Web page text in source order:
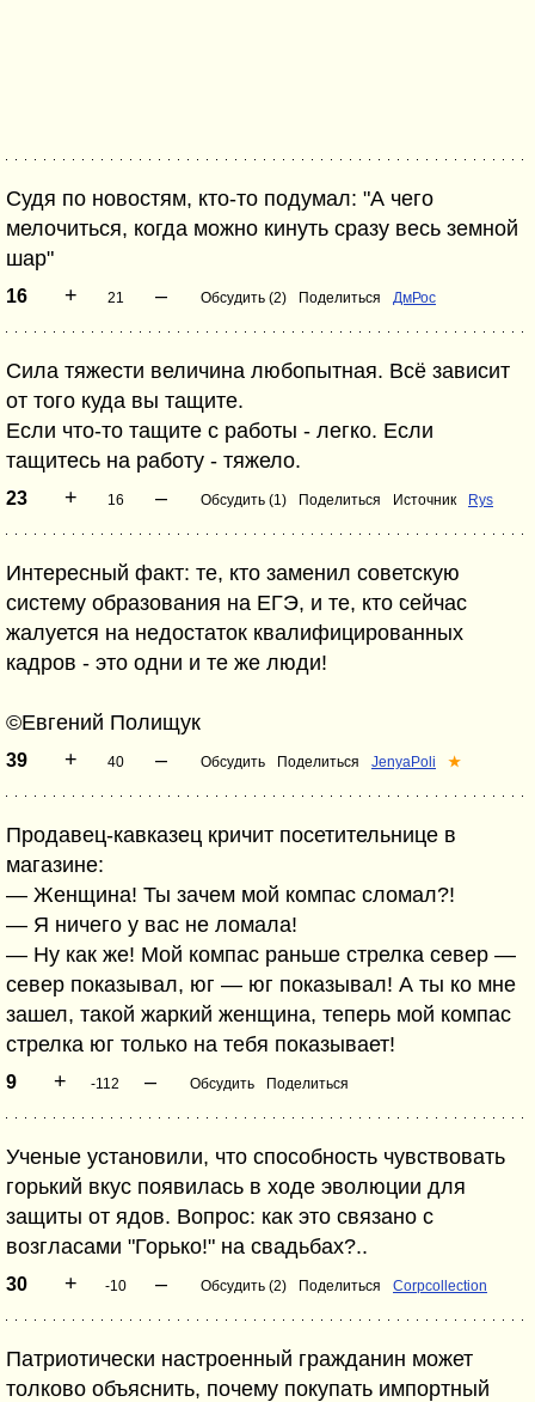
Судя по новостям, кто-то подумал: "А чего
мелочиться, когда можно кинуть сразу весь земной
шар"
16 + 21 – Обсудить (2) Поделиться ДмРос
Сила тяжести величина любопытная. Всё зависит
от того куда вы тащите.
Если что-то тащите с работы - легко. Если
тащитесь на работу - тяжело.
23 + 16 – Обсудить (1) Поделиться Источник Rys
Интересный факт: те, кто заменил советскую
систему образования на ЕГЭ, и те, кто сейчас
жалуется на недостаток квалифицированных
кадров - это одни и те же люди!
©Евгений Полищук
39 + 40 – Обсудить Поделиться JenyaPoli ★
Продавец-кавказец кричит посетительнице в
магазине:
— Женщина! Ты зачем мой компас сломал?!
— Я ничего у вас не ломала!
— Ну как же! Мой компас раньше стрелка север —
север показывал, юг — юг показывал! А ты ко мне
зашел, такой жаркий женщина, теперь мой компас
стрелка юг только на тебя показывает!
9 + -112 – Обсудить Поделиться
Ученые установили, что способность чувствовать
горький вкус появилась в ходе эволюции для
защиты от ядов. Вопрос: как это связано с
возгласами "Горько!" на свадьбах?..
30 + -10 – Обсудить (2) Поделиться Corpcollection
Патриотически настроенный гражданин может
толково объяснить, почему покупать импортный